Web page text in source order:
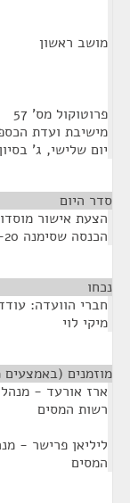
מושב ראשון
פרוטוקול מס' 57
מישיבת ועדת
יום שלישי, ג' בסיון התש"ף (26
סדר היום
הכנסה שסימנה 16-53-20
נכחו
חברי הוועדה:
מיקי לוי
מוזמנים (באמצעים
ארז אורעד - מנהל
רשות המסים
ליליאן פרישר -
המסים